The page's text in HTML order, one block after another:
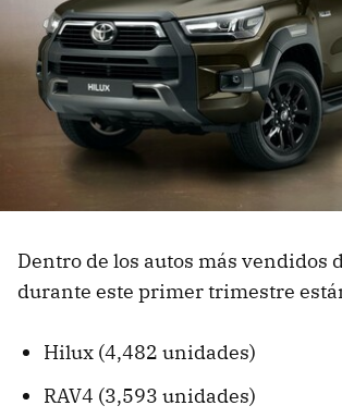
Dentro de los autos más vendidos
durante este primer trimestre
Hilux (4,482 unidades)
RAV4 (3,593 unidades)